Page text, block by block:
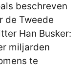
beschreven
de Tweede
Han Busker:
miljarden
te